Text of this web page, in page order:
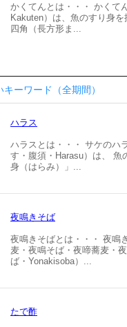
かくてんとは・・・ かくて
Kakuten）は、魚のすり身を
四角（長方形ま...
ーワード（全期間）
ハラス
ハラスとは・・・ サケのハ
す・腹須・Harasu）は、
身（はらみ）」...
夜鳴きそば
夜鳴きそばとは・・・ 夜鳴
麦・夜鳴そば・夜啼蕎麦・
ば・Yonakisoba）...
たで酢